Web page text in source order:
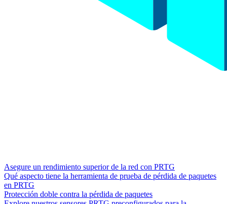
Asegure un rendimiento superior de la red con PRTG
Qué aspecto tiene la herramienta de prueba de pérdida de paquetes
en PRTG
Protección doble contra la pérdida de paquetes